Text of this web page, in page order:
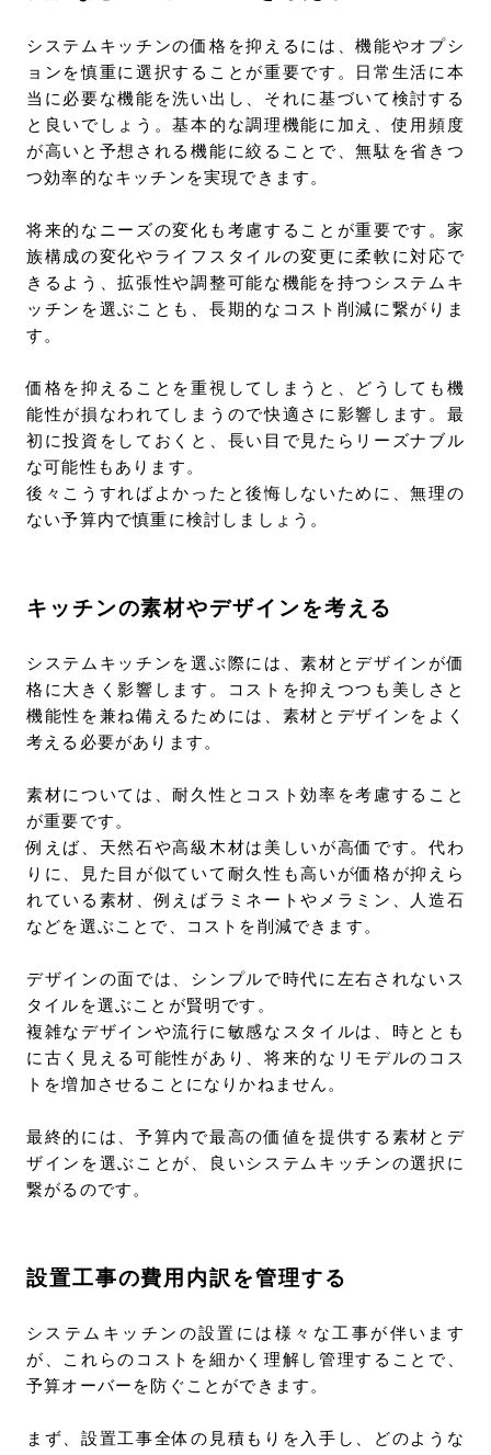
システムキッチンの価格を抑えるには、機能やオプシ
ョンを慎重に選択することが重要です。日常生活に本
当に必要な機能を洗い出し、それに基づいて検討する
と良いでしょう。基本的な調理機能に加え、使用頻度
が高いと予想される機能に絞ることで、無駄を省きつ
つ効率的なキッチンを実現できます。
将来的なニーズの変化も考慮することが重要です。家
族構成の変化やライフスタイルの変更に柔軟に対応で
きるよう、拡張性や調整可能な機能を持つシステムキ
ッチンを選ぶことも、長期的なコスト削減に繋がりま
す。
価格を抑えることを重視してしまうと、どうしても機
能性が損なわれてしまうので快適さに影響します。最
初に投資をしておくと、長い目で見たらリーズナブル
な可能性もあります。
後々こうすればよかったと後悔しないために、無理の
ない予算内で慎重に検討しましょう。
キッチンの素材やデザインを考える
システムキッチンを選ぶ際には、素材とデザインが価
格に大きく影響します。コストを抑えつつも美しさと
機能性を兼ね備えるためには、素材とデザインをよく
考える必要があります。
素材については、耐久性とコスト効率を考慮すること
が重要です。
例えば、天然石や高級木材は美しいが高価です。代わ
りに、見た目が似ていて耐久性も高いが価格が抑えら
れている素材、例えばラミネートやメラミン、人造石
などを選ぶことで、コストを削減できます。
デザインの面では、シンプルで時代に左右されないス
タイルを選ぶことが賢明です。
複雑なデザインや流行に敏感なスタイルは、時ととも
に古く見える可能性があり、将来的なリモデルのコス
トを増加させることになりかねません。
最終的には、予算内で最高の価値を提供する素材とデ
ザインを選ぶことが、良いシステムキッチンの選択に
繋がるのです。
設置工事の費用内訳を管理する
システムキッチンの設置には様々な工事が伴います
が、これらのコストを細かく理解し管理することで、
予算オーバーを防ぐことができます。
まず、設置工事全体の見積もりを入手し、どのような